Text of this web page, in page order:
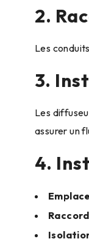
2.
Les
3.
Les
assurer un
4.